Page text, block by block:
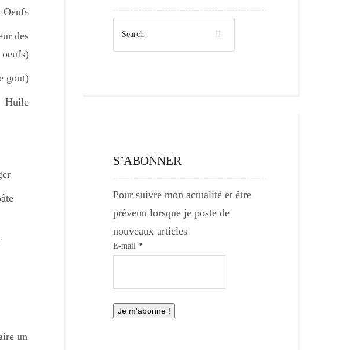
Oeufs
des
oeufs)
gout)
Huile
un
S’ABONNER
Pour suivre mon actualité et être
prévenu lorsque je poste de
nouveaux articles
E-mail *